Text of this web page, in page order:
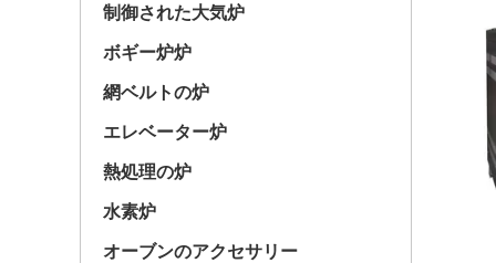
制御された大気炉
ボギー炉炉
網ベルトの炉
エレベーター炉
熱処理の炉
水素炉
オーブンのアクセサリー